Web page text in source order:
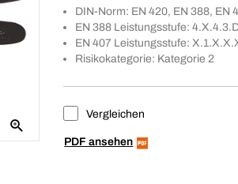
DIN-Norm: EN 420, EN 388, EN
EN 388 Leistungsstufe:
EN 407 Leistungsstufe:
Risikokategorie: Kategorie 2
Vergleichen
PDF ansehen